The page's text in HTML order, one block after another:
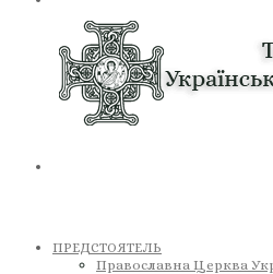
ПРЕДСТОЯТЕЛЬ
Православна Церква